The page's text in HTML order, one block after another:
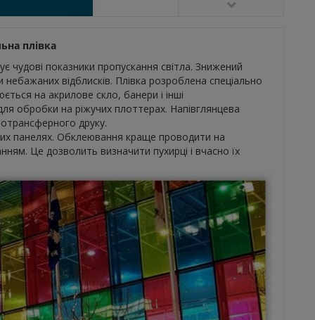
плівка
чудові показники пропускання світла. Знижений
небажаних відблисків. Плівка розроблена спеціально
на акрилове скло, банери і інші
обробки на ріжучих плоттерах. Напівглянцева
друку.
панелях. Обклеювання краще проводити на
Це дозволить визначити пухирці і вчасно їх